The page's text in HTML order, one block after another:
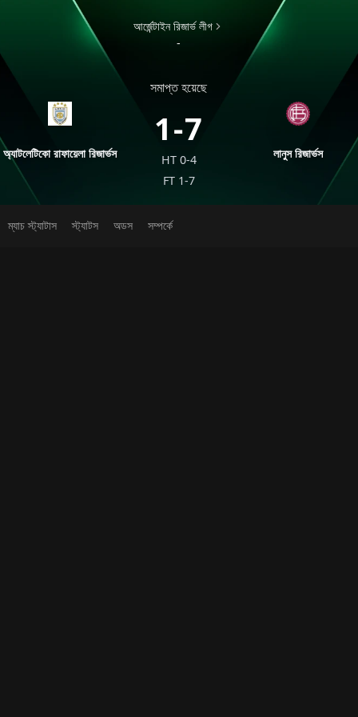
অ্যাটলেটিকো রাফায়েলা রিজার্ভস
আর্জেন্টাইন রিজার্ভ লীগ
-
সমাপ্ত হয়েছে
1-7
HT 0-4
FT 1-7
লানুস রিজার্ভস
ম্যাচ স্ট্যাটাস স্ট্যাটস অডস সম্পর্কে